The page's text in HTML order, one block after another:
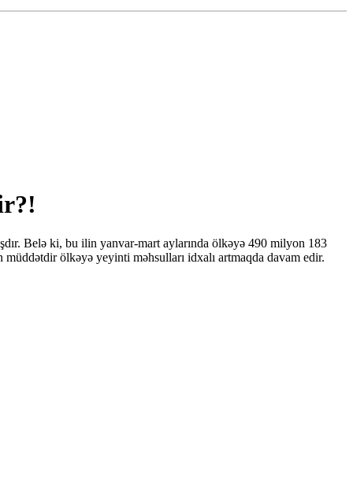
Belə ki, bu ilin yanvar-mart aylarında ölkəyə 490 milyon 183
ölkəyə yeyinti məhsulları idxalı artmaqda davam edir.